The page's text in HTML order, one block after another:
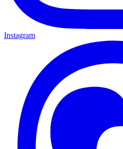
Instagram